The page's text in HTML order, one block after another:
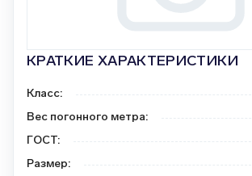
КРАТКИЕ ХАРАКТЕРИСТИКИ
Класс:
Вес погонного метра:
ГОСТ:
Размер: